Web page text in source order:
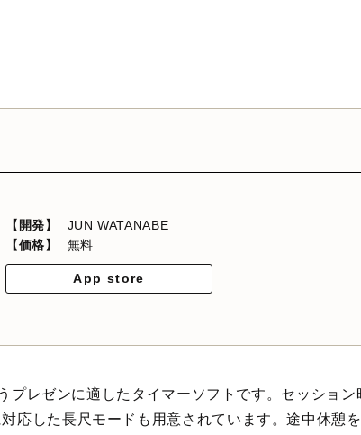
【開発】
JUN WATANABE
【価格】
無料
App store
プレゼンに適したタイマーソフトです。セッショ
応した長尺モードも用意されています。途中休憩